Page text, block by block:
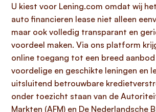
U kiest voor Lening.com omdat wij
auto financieren lease niet alleen
maar ook volledig transparant en
voordeel maken. Via ons platform
online toegang tot een breed
voordelige en geschikte leningen en
uitsluitend betrouwbare
onder toezicht staan van de
Markten (AFM) en De Nederlandsche